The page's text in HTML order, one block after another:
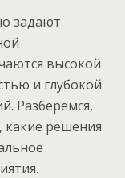
задают
высокой
и глубокой
Разберёмся,
какие решения